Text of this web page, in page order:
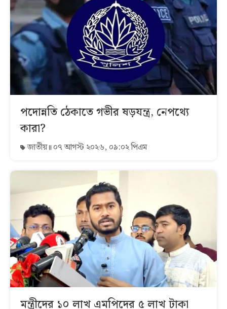
পদোন্নতি ঠেকাতে গভীর ষড়যন্ত্র, নেপথ্যে
কারা?
জাতীয় ০৭ আগস্ট ২০২৬, ০৯:০২ পিএম
মন্ত্রীদের ১০ লাখ এমপিদের ৫ লাখ টাকা